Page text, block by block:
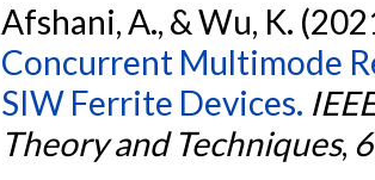
Afshani, A., & Wu, K.
Concurrent Multimode
SIW Ferrite Devices.
Theory and Techniques,